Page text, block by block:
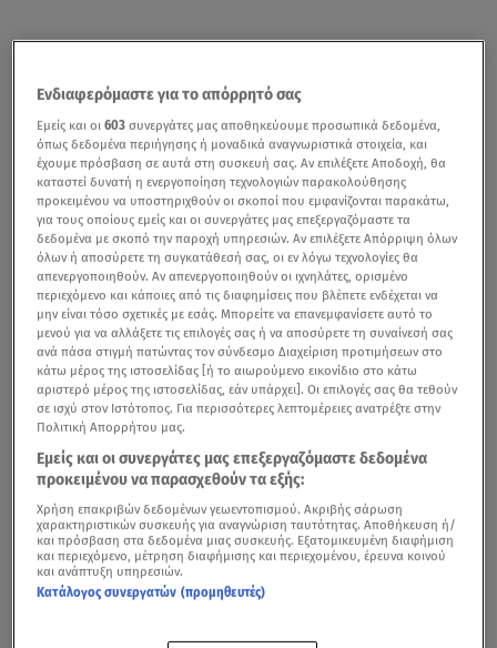
Την ώρα που στη χώρα μας η ιλαρά είναι σε έξαρση και
350.000 παιδιά είναι ανεμβολίαστα ή ελλιπώς
εμβολιασμένα απέναντι στη νόσο, υπάρχουν παιδίατροι
Ενδιαφερόμαστε για το απόρρητό σας
Εμείς και οι603 συνεργάτες μας αποθηκεύουμε προσωπικά δεδομένα,
όπως δεδομένα περιήγησης ή μοναδικά αναγνωριστικά στοιχεία, και
έχουμε πρόσβαση σε αυτά στη συσκευή σας. Αν επιλέξετε Αποδοχή, θα
καταστεί δυνατή η ενεργοποίηση τεχνολογιών παρακολούθησης
προκειμένου να υποστηριχθούν οι σκοποί που εμφανίζονται παρακάτω,
για τους οποίους εμείς και οι συνεργάτες μας επεξεργαζόμαστε τα
δεδομένα με σκοπό την παροχή υπηρεσιών. Αν επιλέξετε Απόρριψη όλων
όλων ή αποσύρετε τη συγκατάθεσή σας, οι εν λόγω τεχνολογίες θα
απενεργοποιηθούν. Αν απενεργοποιηθούν οι ιχνηλάτες, ορισμένο
περιεχόμενο και κάποιες από τις διαφημίσεις που βλέπετε ενδέχεται να
μην είναι τόσο σχετικές με εσάς. Μπορείτε να επανεμφανίσετε αυτό το
μενού για να αλλάξετε τις επιλογές σας ή να αποσύρετε τη συναίνεσή σας
ανά πάσα στιγμή πατώντας τον σύνδεσμο Διαχείριση προτιμήσεων στο
κάτω μέρος της ιστοσελίδας [ή το αιωρούμενο εικονίδιο στο κάτω
αριστερό μέρος της ιστοσελίδας, εάν υπάρχει]. Οι επιλογές σας θα τεθούν
σε ισχύ στον Ιστότοπος. Για περισσότερες λεπτομέρειες ανατρέξτε στην
Πολιτική Απορρήτου μας.
Εμείς και οι συνεργάτες μας επεξεργαζόμαστε δεδομένα
προκειμένου να παρασχεθούν τα εξής:
Χρήση επακριβών δεδομένων γεωεντοπισμού. Ακριβής σάρωση
χαρακτηριστικών συσκευής για αναγνώριση ταυτότητας. Αποθήκευση ή/
και πρόσβαση στα δεδομένα μιας συσκευής. Εξατομικευμένη διαφήμιση
και περιεχόμενο, μέτρηση διαφήμισης και περιεχομένου, έρευνα κοινού
και ανάπτυξη υπηρεσιών.
Κατάλογος συνεργατών (προμηθευτές)